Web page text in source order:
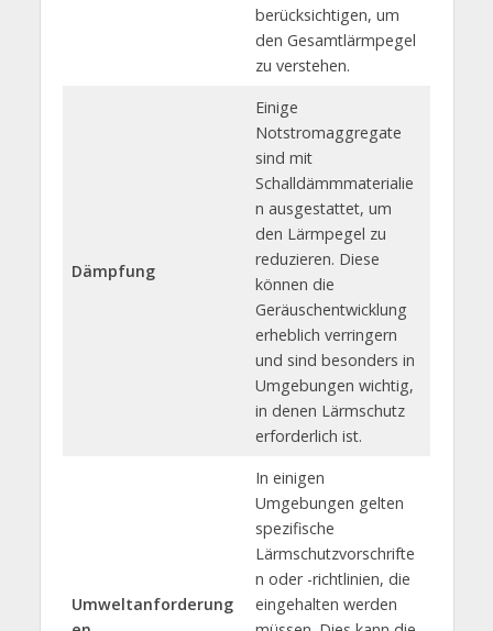
berücksichtigen, um
den Gesamtlärmpegel
zu verstehen.
Dämpfung
Einige
Notstromaggregate
sind mit
Schalldämmmaterialie
n ausgestattet, um
den Lärmpegel zu
reduzieren. Diese
können die
Geräuschentwicklung
erheblich verringern
und sind besonders in
Umgebungen wichtig,
in denen Lärmschutz
erforderlich ist.
Umweltanforderung
In einigen
Umgebungen gelten
spezifische
Lärmschutzvorschrifte
n oder -richtlinien, die
eingehalten werden